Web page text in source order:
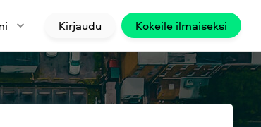
Kirjaudu Kokeile ilmaiseksi